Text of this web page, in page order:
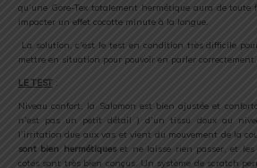
qu’une Gore-Tex totalement hermétique aura de
impacter un effet cocotte minute à la longue.
La solution, c’est le test en condition très difficile
mettre en situation pour pouvoir en parler correctement.
LE TEST :
Niveau confort, la Salomon est bien ajustée et
n’est pas un petit détail ) d’un tissu doux au
l’irritation due aux vas et vient du mouvement de la
sont bien hermétiqueset ne laisse rien passer, et les
cotés sont très bien conçus. Un système de scratch